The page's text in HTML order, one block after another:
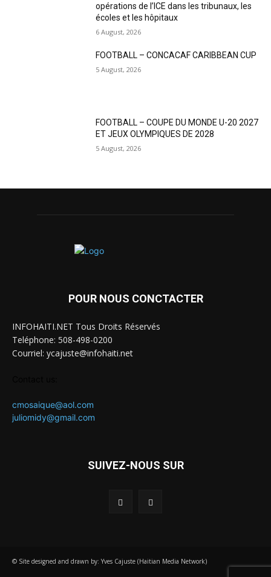
opérations de l’ICE dans les tribunaux, les
écoles et les hôpitaux
6 August, 2026
FOOTBALL – CONCACAF CARIBBEAN CUP
5 August, 2026
FOOTBALL – COUPE DU MONDE U-20 2027
ET JEUX OLYMPIQUES DE 2028
5 August, 2026
POUR NOUS CONCTACTER
INFOHAITI.NET Tous Droits Réservés
Teléphone: 508-498-0200
Courriel: ycajuste@infohaiti.net
cmosaique@aol.com
juliomidy@gmail.com
SUIVEZ-NOUS SUR
© Site designed and drawn by: Yves Cajuste (Haitian Media Network)